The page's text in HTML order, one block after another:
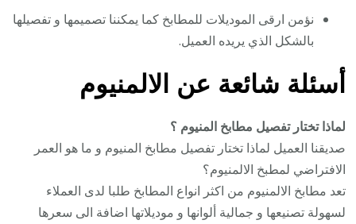
نؤمن ارقى الموديلات للمطابخ كما يمكننا تصميمها و تفصيلها
بالشكل الذي يريده العميل.
أسئلة شائعة عن الالمنيوم
لماذا تختار تفصيل مطابخ المنيوم ؟
صديقنا العميل لماذا تختار تفصيل مطابخ المنيوم و ما هو العمر
الافتراضي لمطبخ الالمنيوم؟
تعد مطابخ الالمنيوم من اكثر انواع المطابخ طلبا لدى العملاء
لسهولة تصنيعها و جمالية ألوانها و موديلاتها اضافة الى سعرها